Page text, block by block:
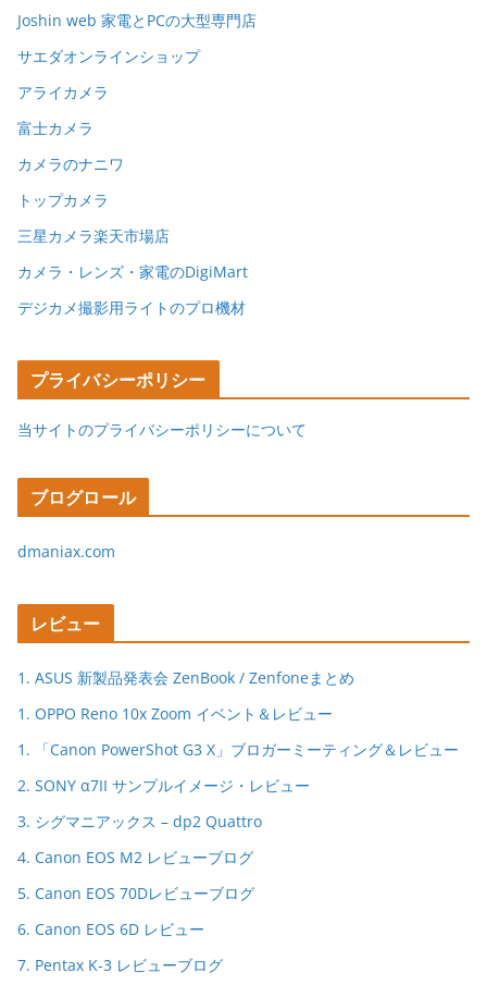
Joshin web 家電とPCの大型専門店
サエダオンラインショップ
アライカメラ
富士カメラ
カメラのナニワ
トップカメラ
三星カメラ楽天市場店
カメラ・レンズ・家電のDigiMart
デジカメ撮影用ライトのプロ機材
プライバシーポリシー
当サイトのプライバシーポリシーについて
ブログロール
dmaniax.com
レビュー
1. ASUS 新製品発表会 ZenBook / Zenfoneまとめ
1. OPPO Reno 10x Zoom イベント＆レビュー
1. 「Canon PowerShot G3 X」ブロガーミーティング＆レビュー
2. SONY α7II サンプルイメージ・レビュー
3. シグマニアックス – dp2 Quattro
4. Canon EOS M2 レビューブログ
5. Canon EOS 70Dレビューブログ
6. Canon EOS 6D レビュー
7. Pentax K-3 レビューブログ